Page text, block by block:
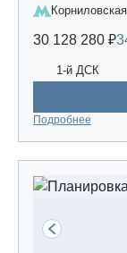
30 128 280 ₽
1-й ДСК
Подробнее